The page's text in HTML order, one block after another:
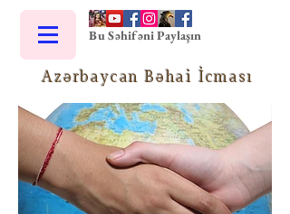
Bu Səhifəni Paylaşın
Azərbaycan Bəhai İcması